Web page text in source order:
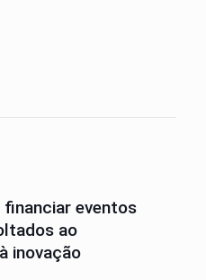
financiar eventos
ao
inovação